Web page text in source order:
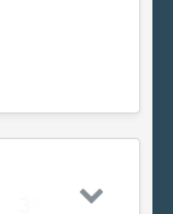
Maj 3